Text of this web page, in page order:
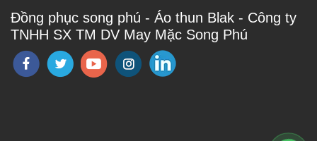
Đồng phục song phú - Áo thun Blak - Công ty
TNHH SX TM DV May Mặc Song Phú